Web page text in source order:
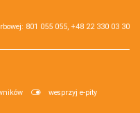
801 055 055, +48 22 330 03 30
wesprzyj e-pity